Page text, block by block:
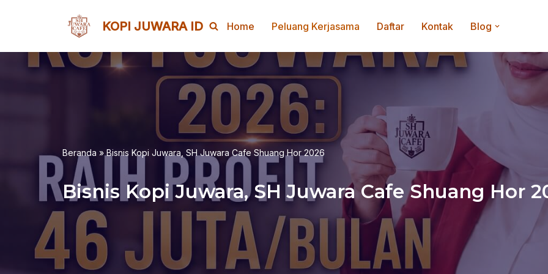
ke
KOPI JUWARA ID Home Peluang Kerjasama Daftar Kontak Blog
Beranda » Bisnis Kopi Juwara, SH Juwara Cafe Shuang Hor 2026
Bisnis Kopi Juwara, SH Juwara Cafe Shuang Hor